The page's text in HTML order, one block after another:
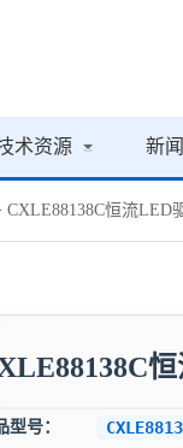
术资源 新
CXLE88138C恒流LED
型号：